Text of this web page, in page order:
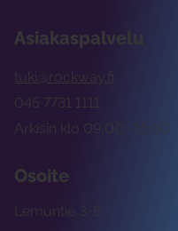
Asiakaspalvelu
tuki@rockway.fi
Arkisin klo 09:00 -15:00
045 7731 1111
Osoite
Lemuntie 3-5